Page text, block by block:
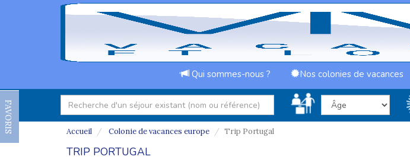
Qui sommes-nous ? Nos colonies de vacances
FAVORIS Accueil Colonie de vacances europe Trip Portugal
TRIP PORTUGAL